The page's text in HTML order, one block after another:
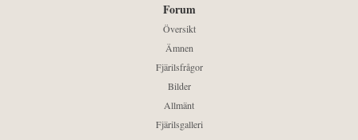
Forum
Översikt
Ämnen
Fjärilsfrågor
Bilder
Allmänt
Fjärilsgalleri